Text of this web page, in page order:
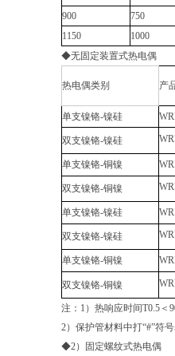
900
750
1150
1000
◆无固定装置式热电偶
热电偶类别 产
单支镍铬-镍硅
双支镍铬-镍硅
单支镍铬-铜镍
双支镍铬-铜镍
单支镍铬-镍硅
双支镍铬-镍硅
单支镍铬-铜镍
双支镍铬-铜镍
注：1）热响应时间T0.5＜
2）保护管材料中打“#”符
◆2）固定螺纹式热电偶